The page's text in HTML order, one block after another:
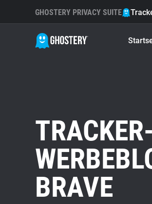
GHOSTERY PRIVACY SUITE
BRAVE